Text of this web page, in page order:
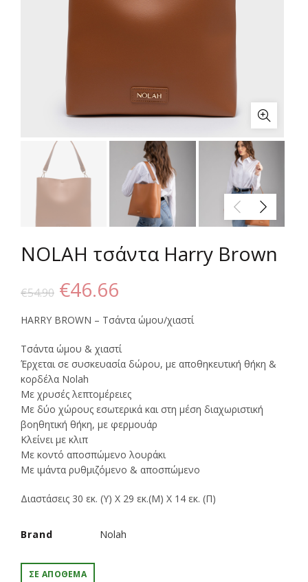
NOLAH τσάντα Harry Brown
€54.90 Original
price
was:
€54.90.
€46.66
τρέχουσα
τιμή
είναι:
€46.66.
HARRY BROWN – Τσάντα ώμου/χιαστί
Τσάντα ώμου & χιαστί
Έρχεται σε συσκευασία δώρου, με αποθηκευτική θήκη &
κορδέλα Nolah
Με χρυσές λεπτομέρειες
Με δύο χώρους εσωτερικά και στη μέση διαχωριστική
βοηθητική θήκη, με φερμουάρ
Κλείνει με κλιπ
Με κοντό αποσπώμενο λουράκι
Με ιμάντα ρυθμιζόμενο & αποσπώμενο
Διαστάσεις 30 εκ. (Υ) Χ 29 εκ.(Μ) Χ 14 εκ. (Π)
Brand Nolah
ΣΕ ΑΠΌΘΕΜΑ